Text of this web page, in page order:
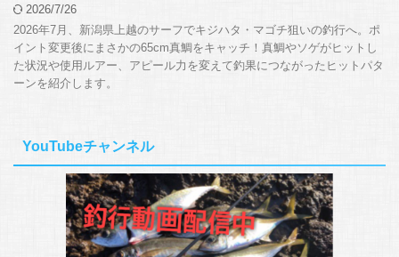
2026/7/26
2026年7月、新潟県上越のサーフでキジハタ・マゴチ狙いの釣行へ。ポ
イント変更後にまさかの65cm真鯛をキャッチ！真鯛やソゲがヒットし
た状況や使用ルアー、アピール力を変えて釣果につながったヒットパタ
ーンを紹介します。
YouTubeチャンネル